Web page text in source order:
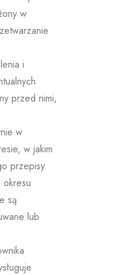
w
i
przed nimi,
w
w jakim
przepisy
okresu
są
lub